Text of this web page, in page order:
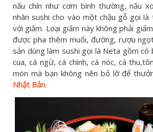
nấu chín như cơm bình thường, nấu
nhân sushi cho vào một chậu gỗ gọi
với giấm. Loại giấm này không phải
được pha thêm muối, đường, rượu
sản dùng làm sushi gọi là Neta gồm có
cua, cá ngừ, cá chình, cá nóc, cá
món mà bạn không nên bỏ lỡ để
Nhật Bản.